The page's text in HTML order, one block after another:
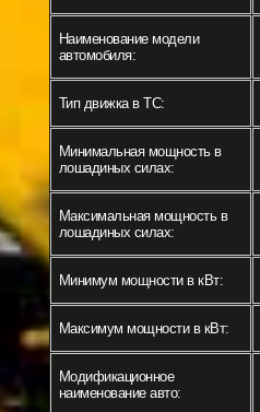
Наименование модели
автомобиля:
Тип движка в ТС:
Минимальная мощность в
лошадиных силах:
Максимальная мощность в
лошадиных силах:
Минимум мощности в кВт:
Максимум мощности в кВт:
Модификационное
наименование авто: